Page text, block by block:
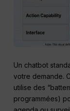
Un chatbot
votre demande.
utilise des
programmées)